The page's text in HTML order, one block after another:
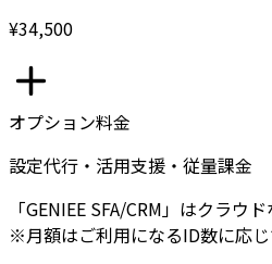
¥34,500
オプション料金
設定代行・活用支援・従量課金
「GENIEE SFA/CRM」はクラウ
※月額はご利用になるID数に応じ